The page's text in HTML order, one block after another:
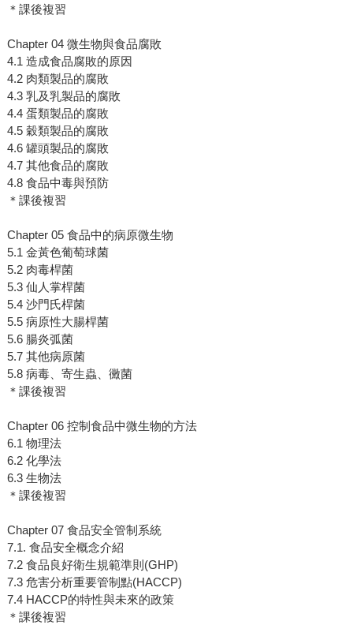
＊課後複習
Chapter 04 微生物與食品腐敗
4.1 造成食品腐敗的原因
4.2 肉類製品的腐敗
4.3 乳及乳製品的腐敗
4.4 蛋類製品的腐敗
4.5 穀類製品的腐敗
4.6 罐頭製品的腐敗
4.7 其他食品的腐敗
4.8 食品中毒與預防
＊課後複習
Chapter 05 食品中的病原微生物
5.1 金黃色葡萄球菌
5.2 肉毒桿菌
5.3 仙人掌桿菌
5.4 沙門氏桿菌
5.5 病原性大腸桿菌
5.6 腸炎弧菌
5.7 其他病原菌
5.8 病毒、寄生蟲、黴菌
＊課後複習
Chapter 06 控制食品中微生物的方法
6.1 物理法
6.2 化學法
6.3 生物法
＊課後複習
Chapter 07 食品安全管制系統
7.1. 食品安全概念介紹
7.2 食品良好衛生規範準則(GHP)
7.3 危害分析重要管制點(HACCP)
7.4 HACCP的特性與未來的政策
＊課後複習